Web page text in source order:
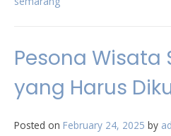
Pesona Wisata
yang Harus
Posted on February 24, 2025 by